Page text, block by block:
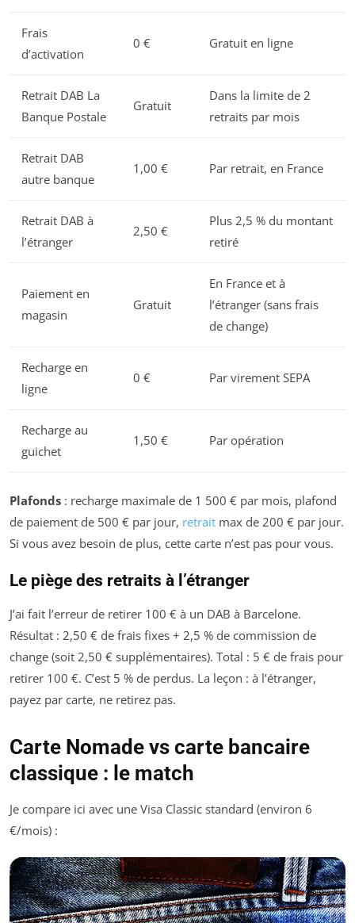
Frais
d’activation
0 € Gratuit en ligne
Retrait DAB La
Banque Postale
Gratuit
Dans la limite de 2
retraits par mois
Retrait DAB
autre banque
1,00 € Par retrait, en France
Retrait DAB à
l’étranger
2,50 €
Plus 2,5 % du montant
retiré
Paiement en
magasin
Gratuit
En France et à
l’étranger (sans frais
de change)
Recharge en
ligne
0 € Par virement SEPA
Recharge au
guichet
1,50 € Par opération
Plafonds : recharge maximale de 1 500 € par mois, plafond
de paiement de 500 € par jour, retrait max de 200 € par jour.
Si vous avez besoin de plus, cette carte n’est pas pour vous.
Le piège des retraits à l’étranger
J’ai fait l’erreur de retirer 100 € à un DAB à Barcelone.
Résultat : 2,50 € de frais fixes + 2,5 % de commission de
change (soit 2,50 € supplémentaires). Total : 5 € de frais pour
retirer 100 €. C’est 5 % de perdus. La leçon : à l’étranger,
payez par carte, ne retirez pas.
Carte Nomade vs carte bancaire
classique : le match
Je compare ici avec une Visa Classic standard (environ 6
€/mois) :